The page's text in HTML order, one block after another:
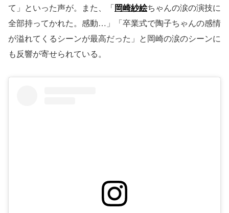
て」といった声が。また、「岡崎紗絵ちゃんの涙の演技に
全部持ってかれた。感動…」「卒業式で陶子ちゃんの感情
が溢れてくるシーンが最高だった」と岡崎の涙のシーンに
も反響が寄せられている。